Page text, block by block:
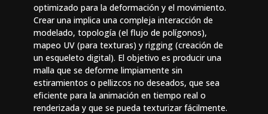
optimizado para la deformación y el movimiento.
Crear una implica una compleja interacción de
modelado, topología (el flujo de polígonos),
mapeo UV (para texturas) y rigging (creación de
un esqueleto digital). El objetivo es producir una
malla que se deforme limpiamente sin
estiramientos o pellizcos no deseados, que sea
eficiente para la animación en tiempo real o
renderizada y que se pueda texturizar fácilmente.